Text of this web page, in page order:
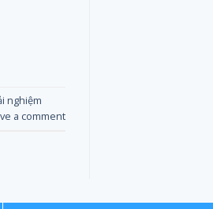
nghiệm
a comment